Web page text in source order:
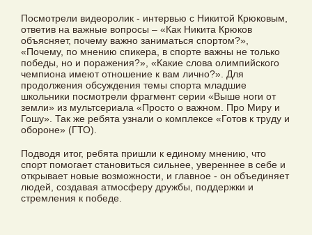
Посмотрели видеоролик - интервью с Никитой Крюковым,
ответив на важные вопросы – «Как Никита Крюков
объясняет, почему важно заниматься спортом?»,
«Почему, по мнению спикера, в спорте важны не только
победы, но и поражения?», «Какие слова олимпийского
чемпиона имеют отношение к вам лично?». Для
продолжения обсуждения темы спорта младшие
школьники посмотрели фрагмент серии «Выше ноги от
земли» из мультсериала «Просто о важном. Про Миру и
Гошу». Так же ребята узнали о комплексе «Готов к труду и
обороне» (ГТО).
Подводя итог, ребята пришли к единому мнению, что
спорт помогает становиться сильнее, увереннее в себе и
открывает новые возможности, и главное - он объединяет
людей, создавая атмосферу дружбы, поддержки и
стремления к победе.